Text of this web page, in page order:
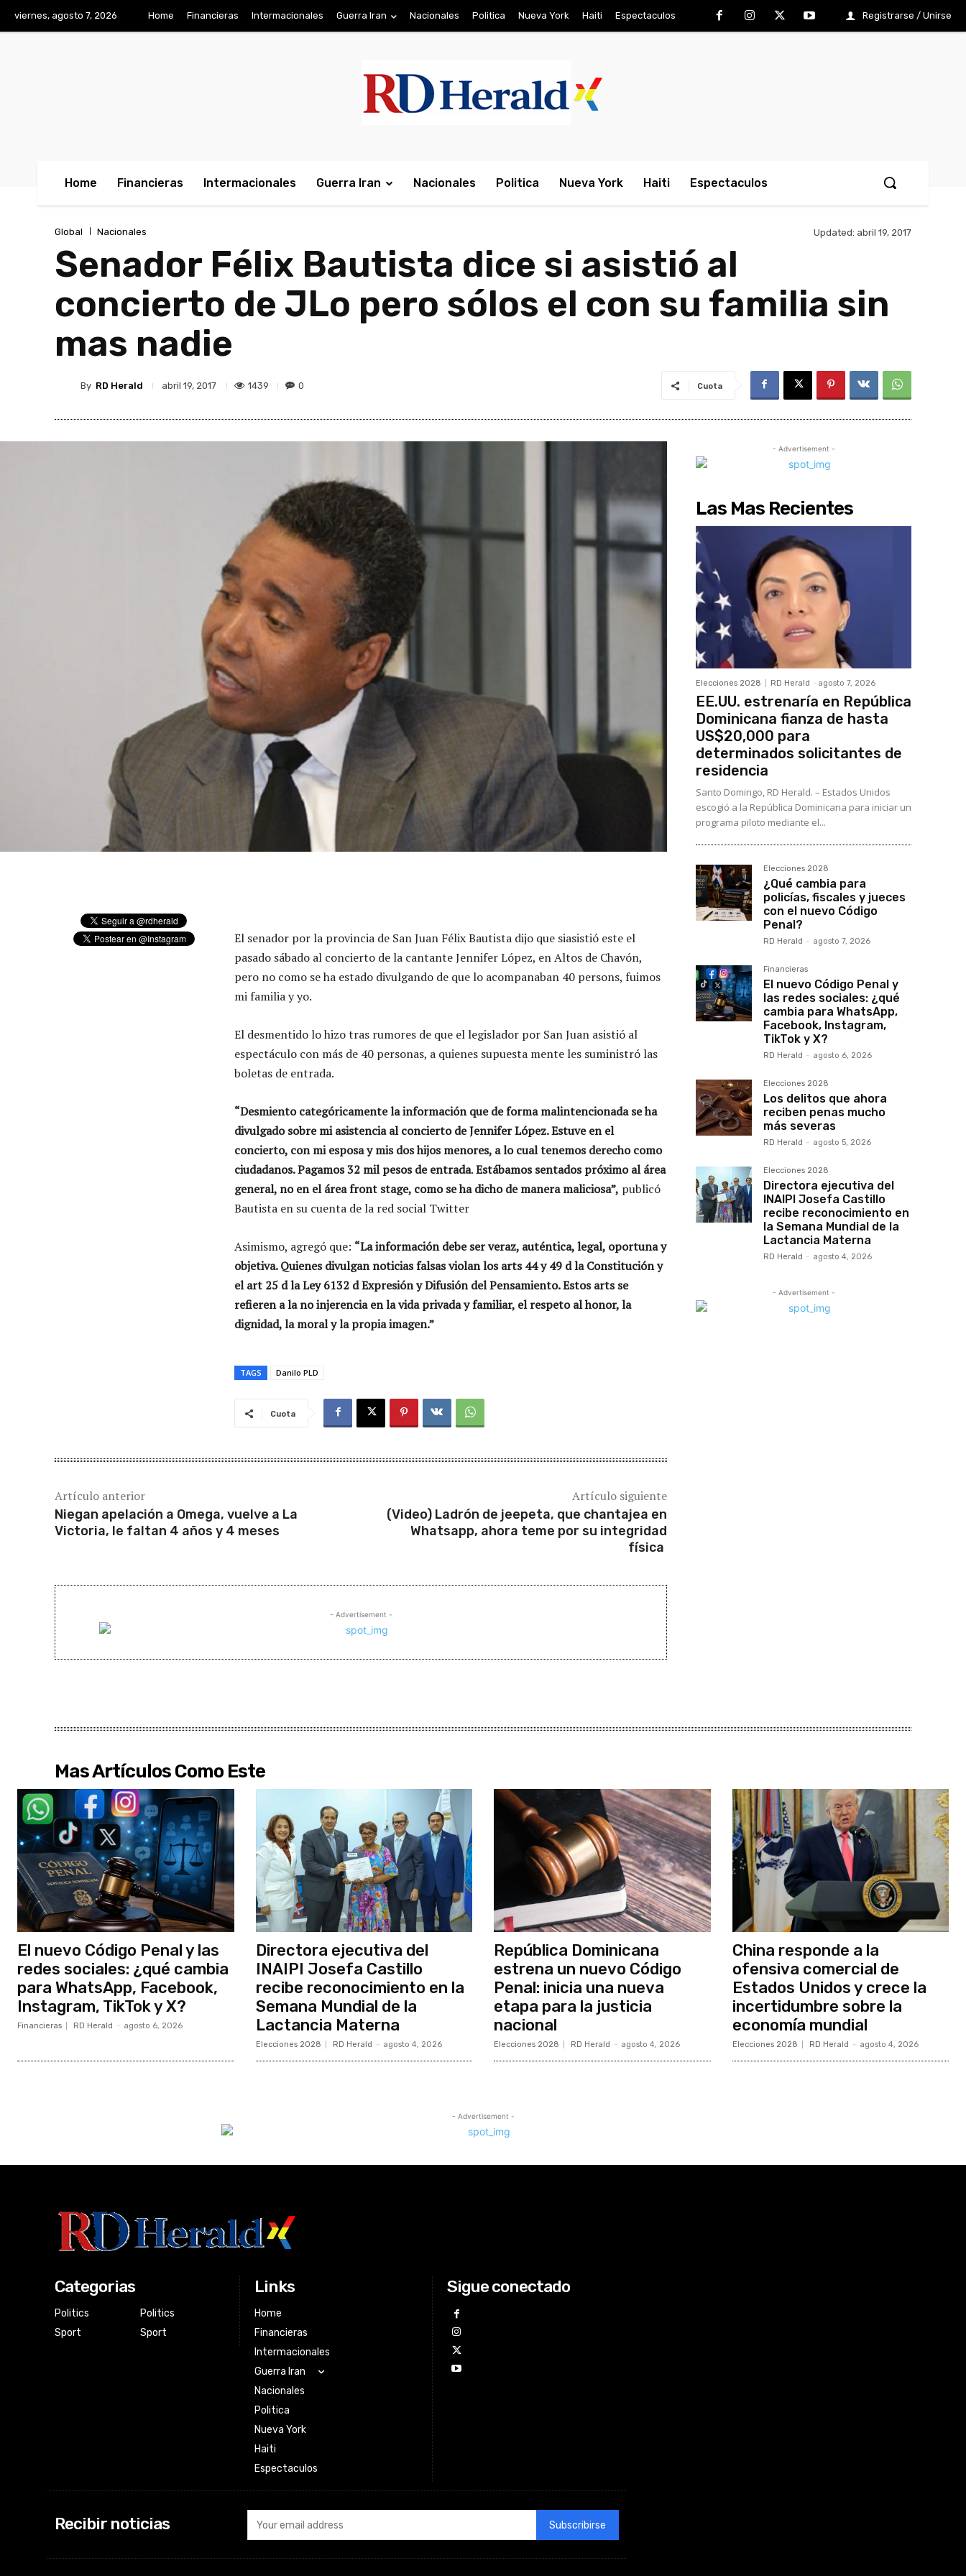
viernes, agosto 7, 2026 Home Financieras Intermacionales Guerra Iran Nacionales Politica Nueva York Haiti Espectaculos Registrarse / Unirse
Home Financieras Intermacionales Guerra Iran Nacionales Politica Nueva York Haiti Espectaculos
Global Nacionales Updated: abril 19, 2017
Senador Félix Bautista dice si asistió al
concierto de JLo pero sólos el con su familia sin
mas nadie
By RD Herald abril 19, 2017 1439 0 Cuota
El senador por la provincia de San Juan Félix Bautista dijo que siasistió este el
pasado sábado al concierto de la cantante Jennifer López, en Altos de Chavón,
pero no como se ha estado divulgando de que lo acompanaban 40 persons, fuimos
mi familia y yo.
El desmentido lo hizo tras rumores de que el legislador por San Juan asistió al
espectáculo con más de 40 personas, a quienes supuesta mente les suministró las
boletas de entrada.
“Desmiento categóricamente la información que de forma malintencionada se ha
divulgado sobre mi asistencia al concierto de Jennifer López. Estuve en el
concierto, con mi esposa y mis dos hijos menores, a lo cual tenemos derecho como
ciudadanos. Pagamos 32 mil pesos de entrada.Estábamos sentados próximo al área
general, no en el área front stage, como se ha dicho de manera maliciosa”, publicó
Bautista en su cuenta de la red social Twitter
Asimismo, agregó que: “La información debe ser veraz, auténtica, legal, oportuna y
objetiva. Quienes divulgan noticias falsas violan los arts 44 y 49 d la Constitución y
el art 25 d la Ley 6132 d Expresión y Difusión del Pensamiento. Estos arts se
refieren a la no injerencia en la vida privada y familiar, el respeto al honor, la
dignidad, la moral y la propia imagen.”
TAGS Danilo PLD
Cuota
Artículo anterior
Niegan apelación a Omega, vuelve a La
Victoria, le faltan 4 años y 4 meses
Artículo siguiente
(Video) Ladrón de jeepeta, que chantajea en
Whatsapp, ahora teme por su integridad
física
- Advertisement -
- Advertisement -
Las Mas Recientes
Elecciones 2028 RD Herald - agosto 7, 2026
EE.UU. estrenaría en República
Dominicana fianza de hasta
US$20,000 para
determinados solicitantes de
residencia
Santo Domingo, RD Herald. – Estados Unidos
escogió a la República Dominicana para iniciar un
programa piloto mediante el...
Elecciones 2028
¿Qué cambia para
policías, fiscales y jueces
con el nuevo Código
Penal?
RD Herald - agosto 7, 2026
Financieras
El nuevo Código Penal y
las redes sociales: ¿qué
cambia para WhatsApp,
Facebook, Instagram,
TikTok y X?
RD Herald - agosto 6, 2026
Elecciones 2028
Los delitos que ahora
reciben penas mucho
más severas
RD Herald - agosto 5, 2026
Elecciones 2028
Directora ejecutiva del
INAIPI Josefa Castillo
recibe reconocimiento en
la Semana Mundial de la
Lactancia Materna
RD Herald - agosto 4, 2026
- Advertisement -
Mas Artículos Como Este
El nuevo Código Penal y las
redes sociales: ¿qué cambia
para WhatsApp, Facebook,
Instagram, TikTok y X?
Financieras RD Herald - agosto 6, 2026
Directora ejecutiva del
INAIPI Josefa Castillo
recibe reconocimiento en la
Semana Mundial de la
Lactancia Materna
Elecciones 2028 RD Herald - agosto 4, 2026
República Dominicana
estrena un nuevo Código
Penal: inicia una nueva
etapa para la justicia
nacional
Elecciones 2028 RD Herald - agosto 4, 2026
China responde a la
ofensiva comercial de
Estados Unidos y crece la
incertidumbre sobre la
economía mundial
Elecciones 2028 RD Herald - agosto 4, 2026
- Advertisement -
Categorias
Politics
Sport
Politics
Sport
Links
Home
Financieras
Intermacionales
Guerra Iran
Nacionales
Politica
Nueva York
Haiti
Espectaculos
Sigue conectado
Recibir noticias Subscribirse